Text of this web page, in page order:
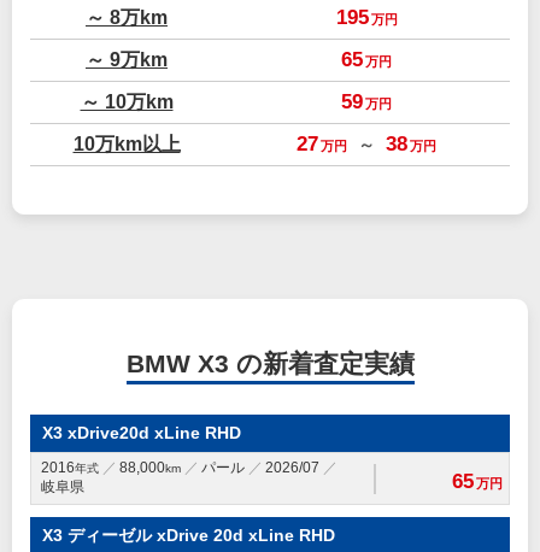
～ 8万km 195 万円
～ 9万km 65万円
～ 10万km 59万円
10万km以上 27万円 ～ 38万円
BMW X3 の新着査定実績
X3 xDrive20d xLine RHD
2016年式 88,000km パール
2026/07
岐阜県
65万円
X3 ディーゼル xDrive 20d xLine RHD